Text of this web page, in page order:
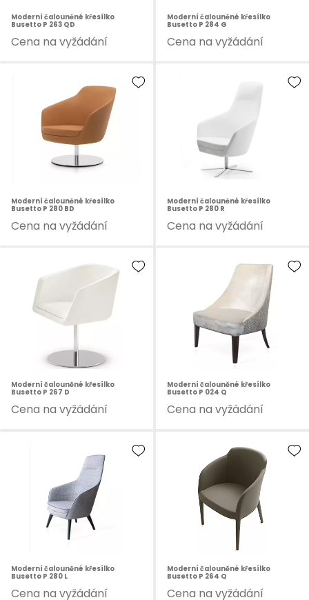
Moderní čalouněné křesílko
Busetto P 263 QD
Cena na vyžádání
Moderní čalouněné křesílko
Busetto P 284 G
Cena na vyžádání
Moderní čalouněné křesílko
Busetto P 280 BD
Cena na vyžádání
Moderní čalouněné křesílko
Busetto P 280 R
Cena na vyžádání
Moderní čalouněné křesílko
Busetto P 267 D
Cena na vyžádání
Moderní čalouněné křesílko
Busetto P 024 Q
Cena na vyžádání
Moderní čalouněné křesílko
Busetto P 280 L
Cena na vyžádání
Moderní čalouněné křesílko
Busetto P 264 Q
Cena na vyžádání